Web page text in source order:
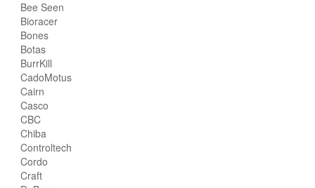
Bee Seen
Bioracer
Bones
Botas
BurrKill
CadoMotus
Cairn
Casco
CBC
Chiba
Controltech
Cordo
Craft